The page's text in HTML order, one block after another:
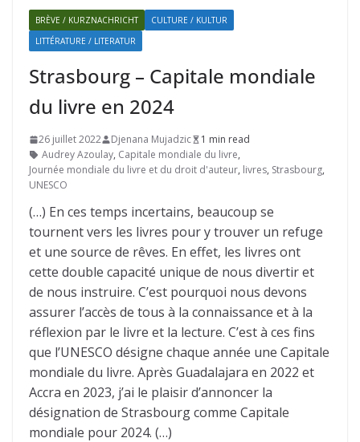
BRÈVE / KURZNACHRICHT
CULTURE / KULTUR
LITTÉRATURE / LITERATUR
Strasbourg – Capitale mondiale
du livre en 2024
26 juillet 2022 Djenana Mujadzic
1 min read
Audrey Azoulay, Capitale mondiale du livre,
Journée mondiale du livre et du droit d'auteur, livres, Strasbourg,
UNESCO
(…) En ces temps incertains, beaucoup se
tournent vers les livres pour y trouver un refuge
et une source de rêves. En effet, les livres ont
cette double capacité unique de nous divertir et
de nous instruire. C’est pourquoi nous devons
assurer l’accès de tous à la connaissance et à la
réflexion par le livre et la lecture. C’est à ces fins
que l’UNESCO désigne chaque année une Capitale
mondiale du livre. Après Guadalajara en 2022 et
Accra en 2023, j’ai le plaisir d’annoncer la
désignation de Strasbourg comme Capitale
mondiale pour 2024. (…)